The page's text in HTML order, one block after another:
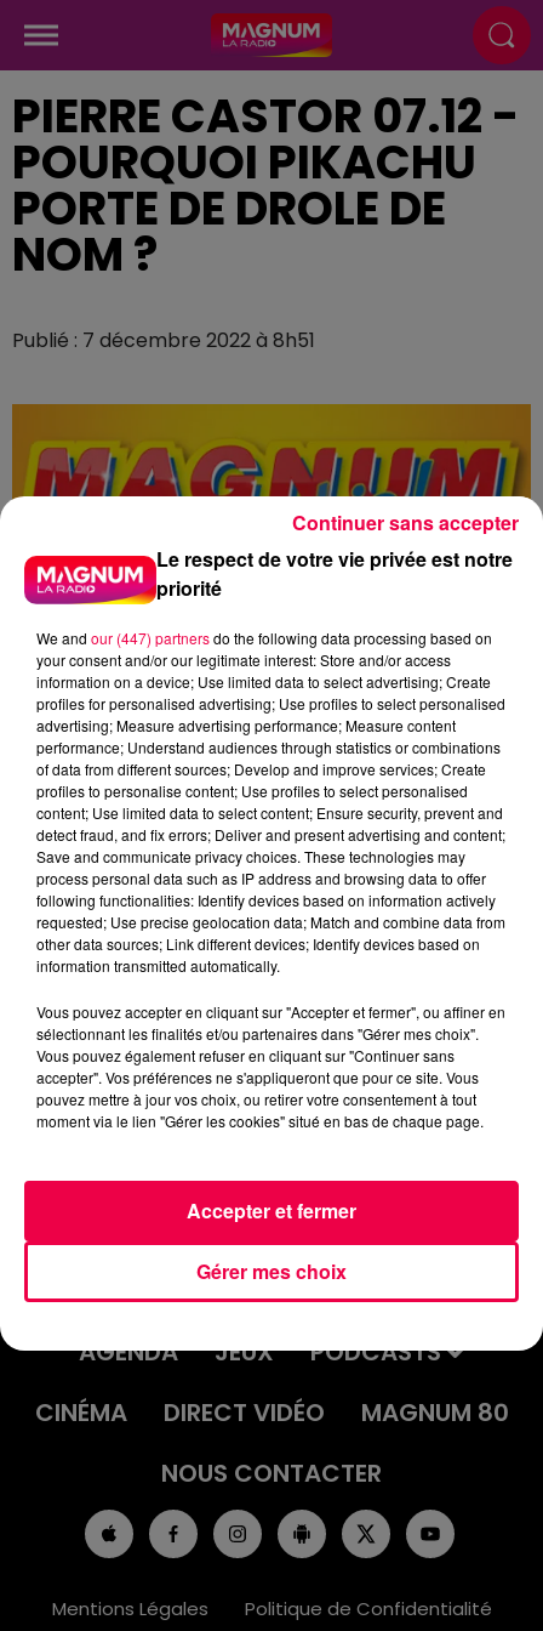
PIERRE CASTOR 07.12 -
POURQUOI PIKACHU
PORTE DE DROLE DE
NOM ?
Publié : 7 décembre 2022 à 8h51
Flash infos
Crédit :Flash infos
podcasts/2022/12/Pierre-CASTOR-07.12-Pourquoi-
Pikachu-porte-de-drole-de-nom-.mp3
ACCUEIL INFOS
EMISSIONS
AGENDA
JEUX
PODCASTS
CINÉMA
DIRECT VIDÉO
MAGNUM 80
NOUS CONTACTER
Mentions Légales Politique de Confidentialité
Le respect de votre vie privée est notre
priorité
We and our (447) partnersdo the following data processing based on
your consent and/or our legitimate interest: Store and/or access
information on a device; Use limited data to select advertising; Create
profiles for personalised advertising; Use profiles to select personalised
advertising; Measure advertising performance; Measure content
performance; Understand audiences through statistics or combinations
of data from different sources; Develop and improve services; Create
profiles to personalise content; Use profiles to select personalised
content; Use limited data to select content; Ensure security, prevent and
detect fraud, and fix errors; Deliver and present advertising and content;
Save and communicate privacy choices. These technologies may
process personal data such as IP address and browsing data to offer
following functionalities: Identify devices based on information actively
requested; Use precise geolocation data; Match and combine data from
other data sources; Link different devices; Identify devices based on
information transmitted automatically.
Vous pouvez accepter en cliquant sur "Accepter et fermer", ou affiner en
sélectionnant les finalités et/ou partenaires dans "Gérer mes choix".
Vous pouvez également refuser en cliquant sur "Continuer sans
accepter". Vos préférences ne s'appliqueront que pour ce site. Vous
pouvez mettre à jour vos choix, ou retirer votre consentement à tout
moment via le lien "Gérer les cookies" situé en bas de chaque page.
Gérer mes choix
Accepter et fermer
Continuer sans accepter